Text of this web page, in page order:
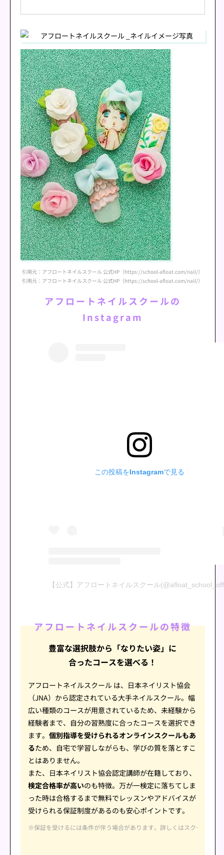
引用元：アフロートネイルスクール 公式HP（https://school-afloat.com/nail/）
引用元：アフロートネイルスクール 公式HP（https://school-afloat.com/nail/）
アフロートネイルスクールの
Instagram
この投稿をInstagramで見る
【公式】アフロートネイルスクール
アフロートネイルスクールの特徴
豊富な選択肢から「なりたい姿」に
合ったコースを選べる！
アフロートネイルスクール は、日本ネイリスト協会
（JNA）から認定されている大手ネイルスクール。幅
広い種類のコースが用意されているため、未経験から
経験者まで、自分の習熟度に合ったコースを選択でき
ます。 個別指導を受けられるオンラインスクールもあ
るため、自宅で学習しながらも、学びの質を落とすこ
とはありません。
また、日本ネイリスト協会認定講師が在籍しており、
検定合格率が高いのも特徴。万が一検定に落ちてしま
った時は合格するまで無料でレッスンやアドバイスが
受けられる保証制度があるのも安心ポイントです。
※保証を受けるには条件が伴う場合があります。詳しくはスクールにお